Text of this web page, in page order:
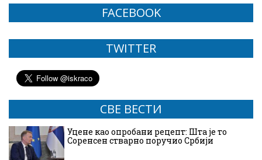
FACEBOOK
TWITTER
СВЕ ВЕСТИ
Уцене као опробани рецепт: Шта је то
Соренсен стварно поручио Србији